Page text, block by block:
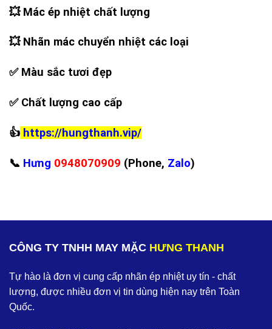
💥Mác ép nhiệt chất lượng
💥Nhãn mác chuyển nhiệt các loại
✅Màu sắc tươi đẹp
✅Chất lượng cao cấp
👍 https://hungthanh.vip/
📞 Hưng 0948070909 (Phone, Zalo)
CÔNG TY TNHH MAY MẶC HƯNG THANH
Tự hào là đơn vị cung cấp nhãn ép nhiệt uy tín - chất
lượng, được nhiều đơn vị tin dùng hiện nay trên Toàn
Quốc.